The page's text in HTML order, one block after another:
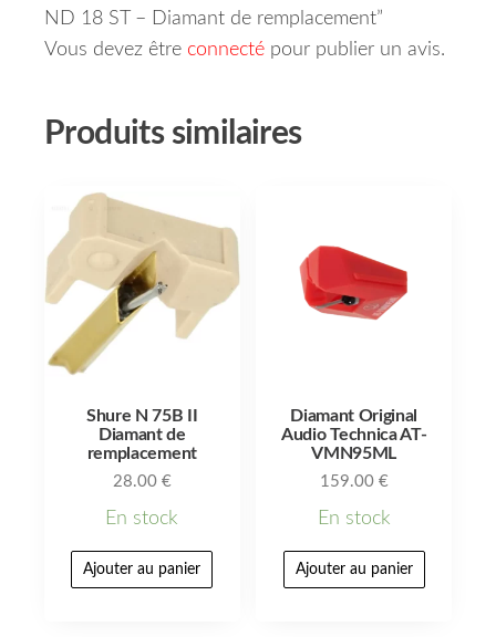
ND 18 ST – Diamant de remplacement”
Vous devez être connecté pour publier un avis.
Produits similaires
Shure N 75B II
Diamant de
remplacement
28.00 €
En stock
Ajouter au panier
Diamant Original
Audio Technica AT-
VMN95ML
159.00 €
En stock
Ajouter au panier